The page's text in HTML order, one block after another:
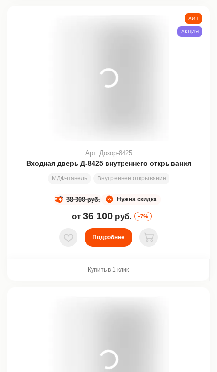
Входная дверь Д-8425 внутреннего открывания
МДФ-панель Внутреннее открывание
Арт. Дозор-8425
Нужна скидка
38 300 руб.
от 36 100 руб. –7%
ХИТ
АКЦИЯ
В избранное
Подробнее
В корзину
Купить в 1 клик